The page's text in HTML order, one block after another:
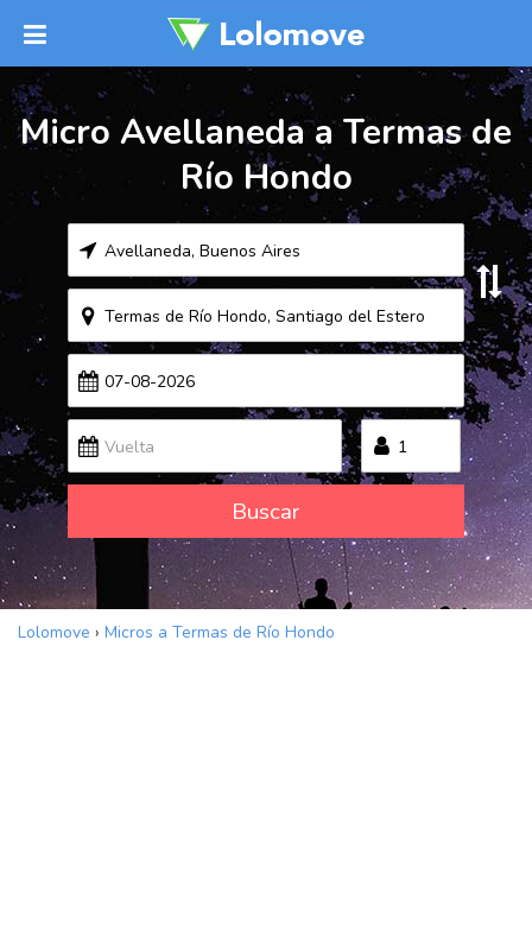
Micro Avellaneda a Termas de
Río Hondo
Buscar
Lolomove › Micros a Termas de Río Hondo